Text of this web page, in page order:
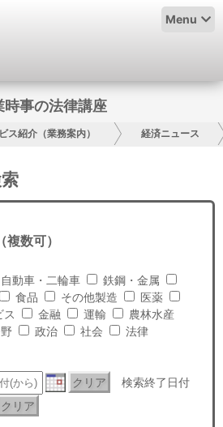
Menu
時事の法律講座
ス紹介（業務案内） 経済ニュース
数可）
自動車・二輪車
鉄鋼・金属
食品 その他製造
医薬
ス 金融 運輸
農林水産
政治 社会 法律
クリア
検索終了日付
クリア